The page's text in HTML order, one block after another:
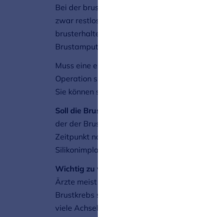
Bei der brusterhaltenden Operation
zwar restlos, versuchen dabei aber
brusterhaltende Therapie ist mit einer
Brustamputation.
Muss eine erkrankte Brust vollständig
Operation sichtlich kleiner als die gesunde,
Sie können sich aber auch ganz bewusst
Soll die Brust wieder aufgebaut werden?
der der Brustkrebs entfernt wird. Ein
Zeitpunkt noch möglich. Um die Brust
Silikonimplantaten oder körpereigenem
Wichtig zu wissen:
Ärzte meist auch den Achselbereich. Dort
Brustkrebs sich dorthin ausgebreitet hat.
viele Achsellymphknoten entnommen